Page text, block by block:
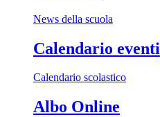
News della scuola
Calendario eventi
Calendario scolastico
Albo Online